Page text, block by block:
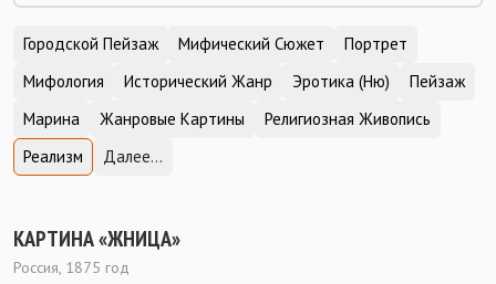
Городской Пейзаж Мифический Сюжет
Портрет
Мифология
Исторический Жанр Эротика (Ню)
Пейзаж
Марина
Жанровые Картины
Религиозная Живопись
Реализм
Далее...
КАРТИНА «ЖНИЦА»
Россия, 1875 год